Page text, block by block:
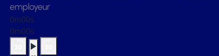
employeur
0m00s
0m00s